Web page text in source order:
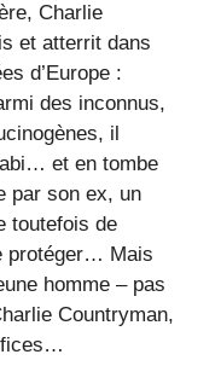
Charlie
et atterrit dans
d’Europe :
des inconnus,
il
et en tombe
par son ex, un
toutefois de
protéger… Mais
homme – pas
Countryman,